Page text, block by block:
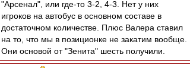
"Арсенал", или где-то 3-2, 4-3. Нет у них
игроков на автобус в основном составе в
достаточном количестве. Плюс Валера ставил
на то, что мы в позиционке не закатим вообще.
Они основой от "Зенита" шесть получили.